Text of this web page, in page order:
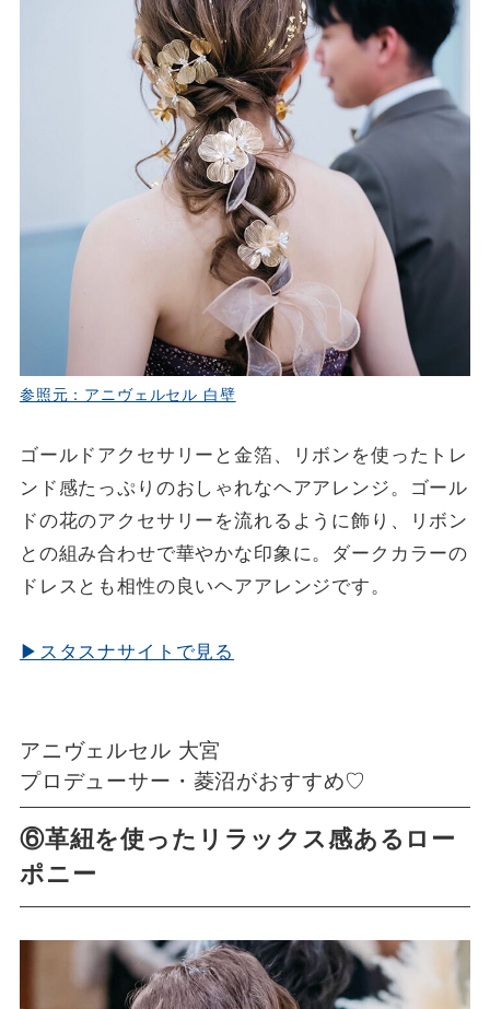
参照元：アニヴェルセル 白壁
ゴールドアクセサリーと金箔、リボンを使ったトレ
ンド感たっぷりのおしゃれなヘアアレンジ。ゴール
ドの花のアクセサリーを流れるように飾り、リボン
との組み合わせで華やかな印象に。ダークカラーの
ドレスとも相性の良いヘアアレンジです。
▶スタスナサイトで見る
アニヴェルセル 大宮
プロデューサー・菱沼がおすすめ♡
⑥革紐を使ったリラックス感あるロー
ポニー